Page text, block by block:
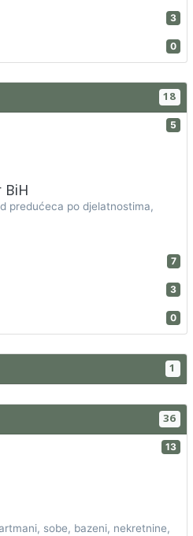
3
0
18
5
BiH
predućeca po djelatnostima,
7
3
0
1
36
13
sobe, bazeni, nekretnine,